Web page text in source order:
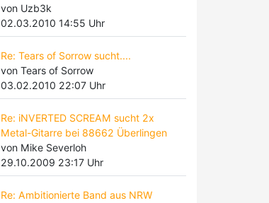
von Uzb3k
02.03.2010 14:55 Uhr
Re: Tears of Sorrow sucht....
von Tears of Sorrow
03.02.2010 22:07 Uhr
Re: iNVERTED SCREAM sucht 2x
Metal-Gitarre bei 88662 Überlingen
von Mike Severloh
29.10.2009 23:17 Uhr
Re: Ambitionierte Band aus NRW